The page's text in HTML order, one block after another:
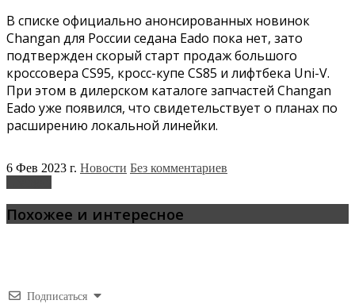
В списке официально анонсированных новинок
Changan для России седана Eado пока нет, зато
подтвержден скорый старт продаж большого
кроссовера CS95, кросс-купе CS85 и лифтбека Uni-V.
При этом в дилерском каталоге запчастей Changan
Eado уже появился, что свидетельствует о планах по
расширению локальной линейки.
6 Фев 2023 г. Новости Без комментариев
Похожее и интересное
Подписаться